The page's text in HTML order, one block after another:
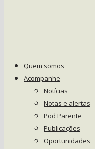
Quem somos
Acompanhe
Notícias
Notas e alertas
Pod Parente
Publicações
Oportunidades